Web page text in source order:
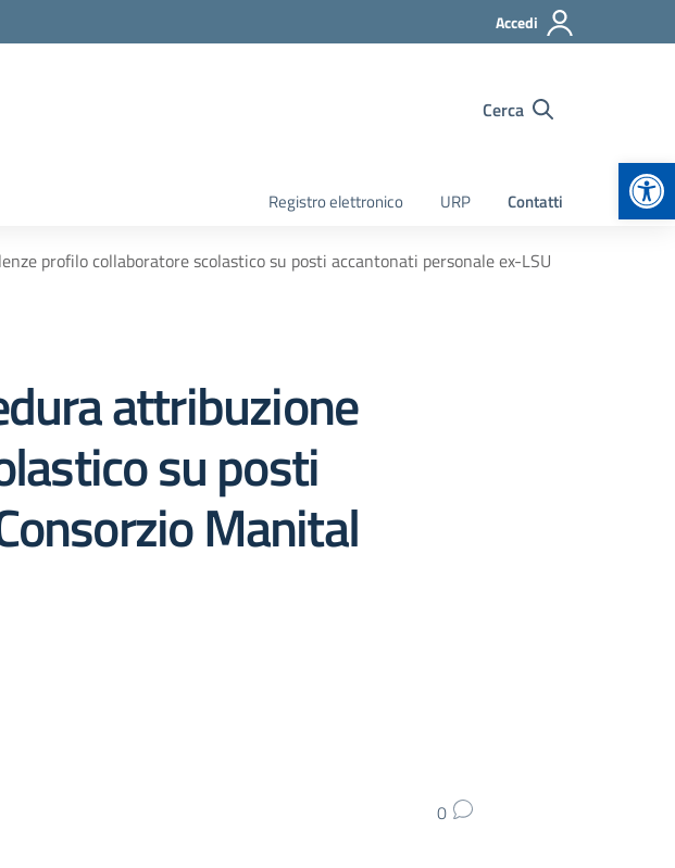
Accedi
Cerca
Registro elettronico URP Contatti
profilo collaboratore scolastico su posti accantonati personale ex-LSU
attribuzione
su posti
Manital
0